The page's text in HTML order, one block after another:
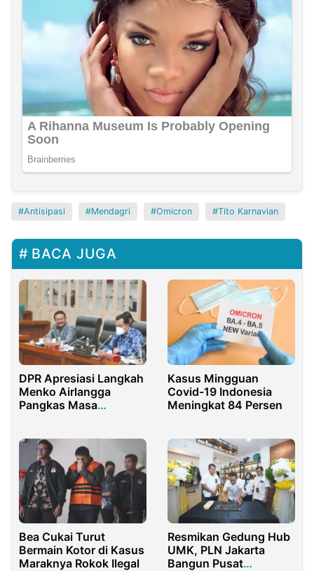
Antisipasi Mendagri Omicron Tito Karnavian
BACA JUGA
DPR Apresiasi Langkah
Menko Airlangga
Pangkas Masa
Kasus Mingguan
Covid-19 Indonesia
Meningkat 84 Persen
Bea Cukai Turut
Bermain Kotor di Kasus
Maraknya Rokok Ilegal
Resmikan Gedung Hub
UMK, PLN Jakarta
Bangun Pusat